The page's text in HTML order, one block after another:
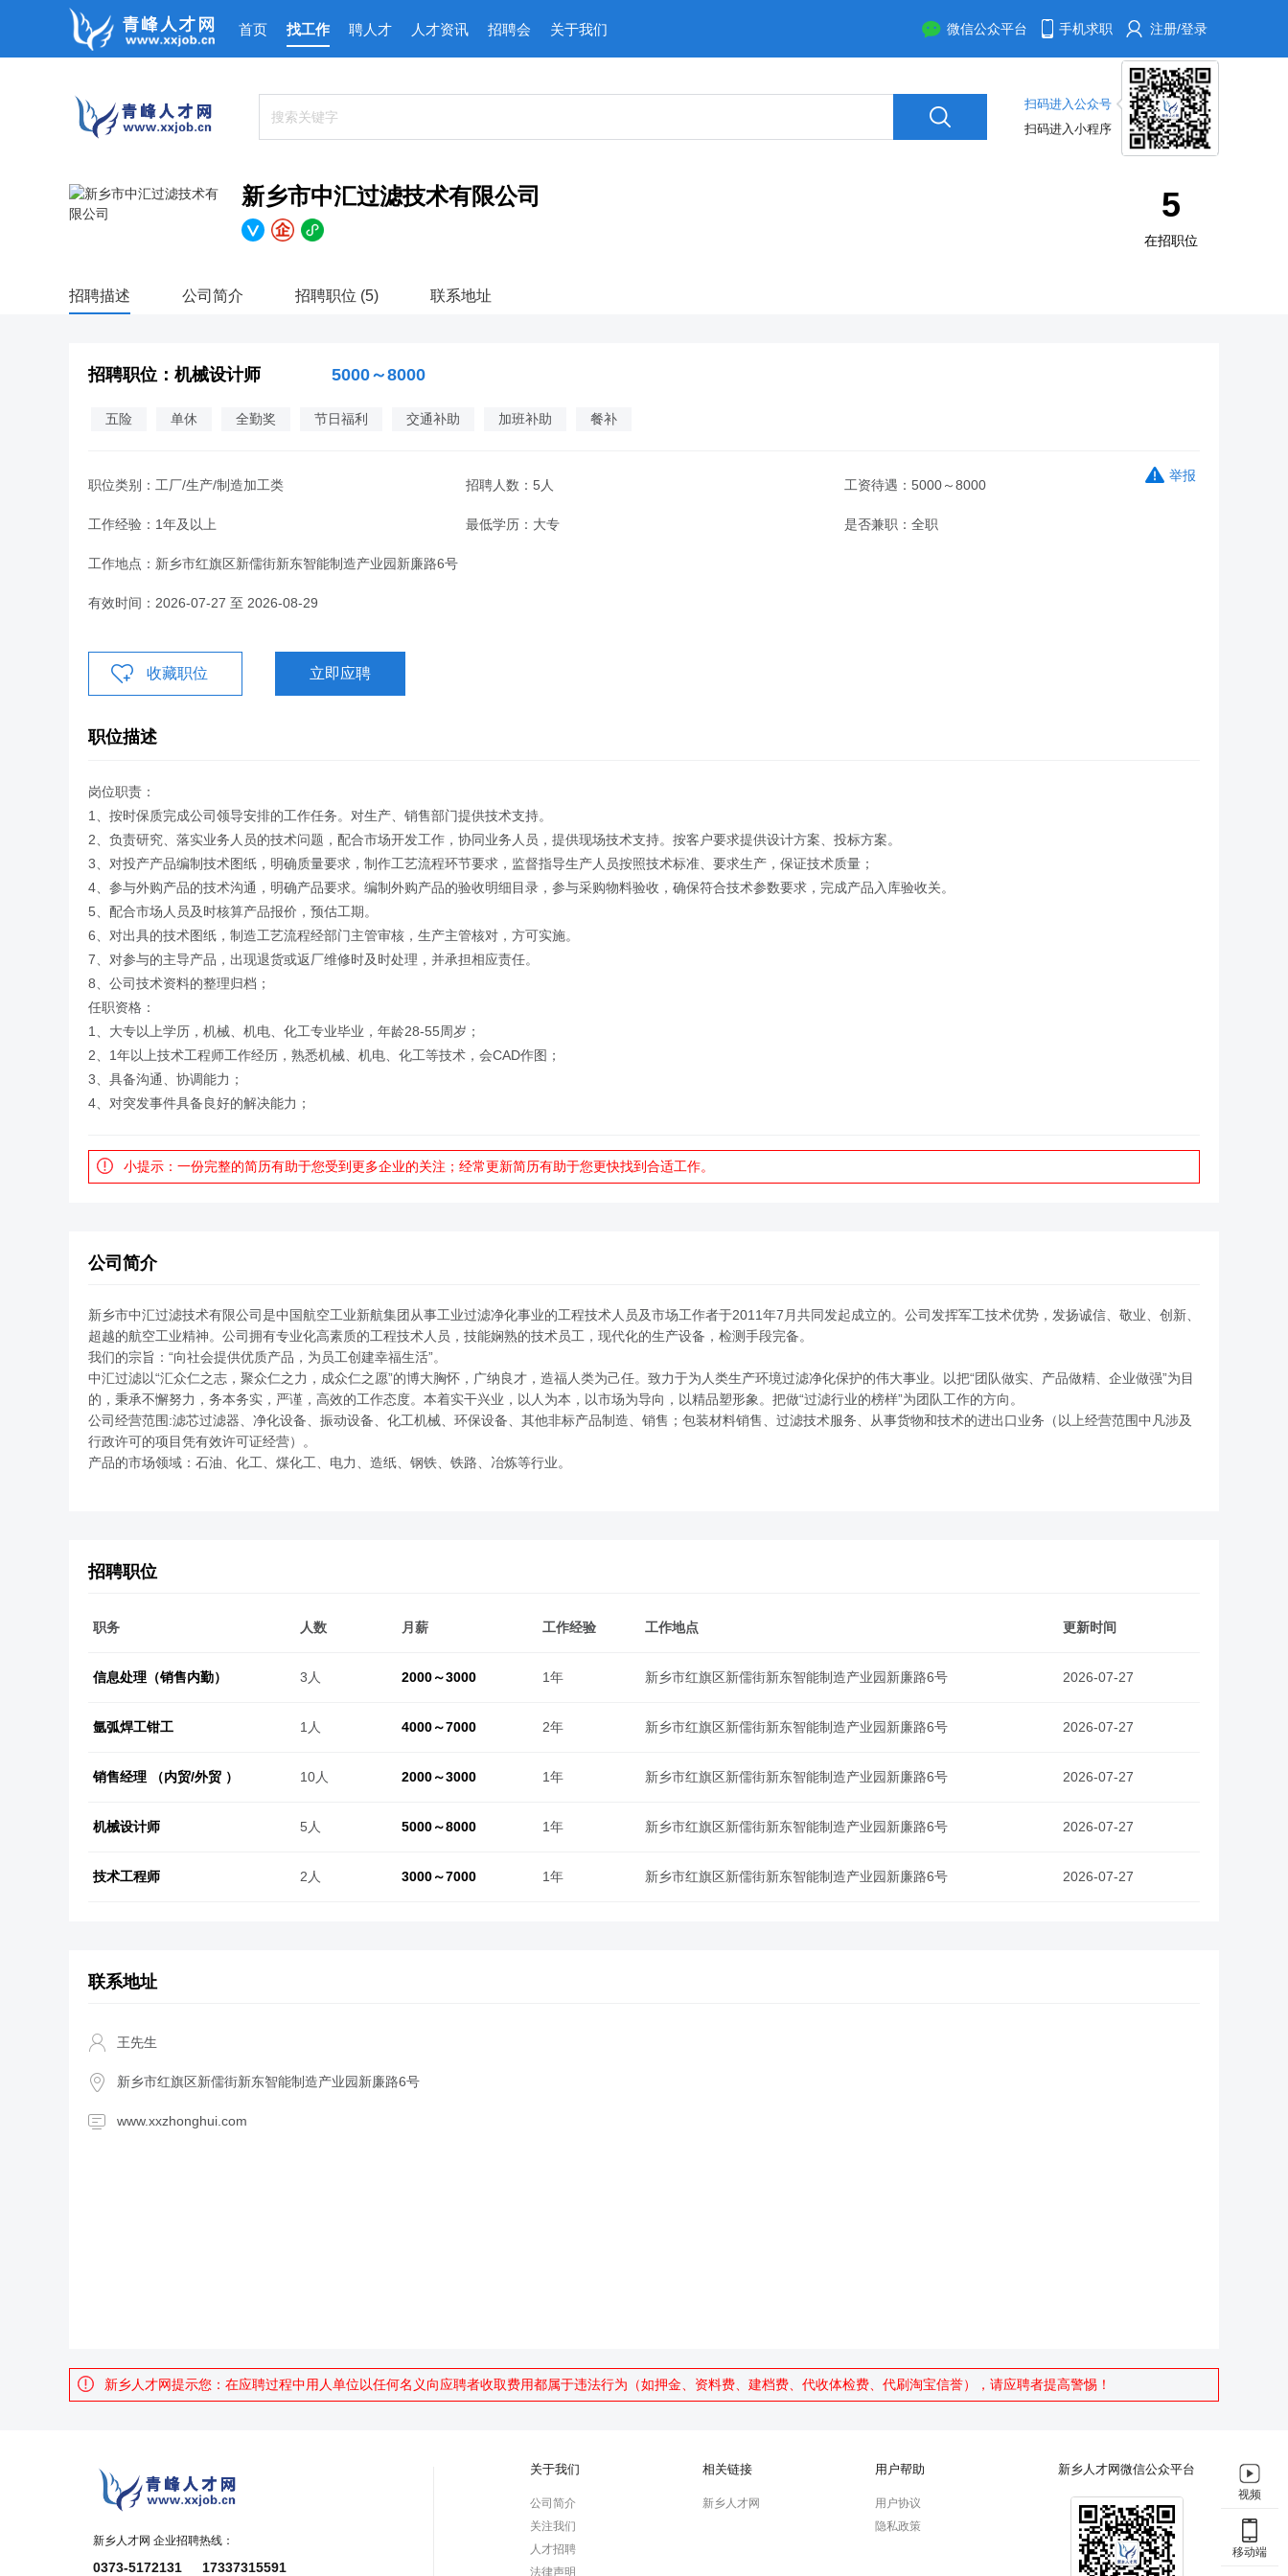
首页 找工作 聘人才 人才资讯 招聘会 关于我们 微信公众平台 手机求职 注册/登录
扫码进入公众号
扫码进入小程序
新乡市中汇过滤技术有限公司 5
在招职位
招聘描述 公司简介 招聘职位 (5) 联系地址
招聘职位：机械设计师 5000～8000
五险 单休 全勤奖 节日福利 交通补助 加班补助 餐补
举报
职位类别：工厂/生产/制造加工类 招聘人数：5人 工资待遇：5000～8000
工作经验：1年及以上 最低学历：大专 是否兼职：全职
工作地点：新乡市红旗区新儒街新东智能制造产业园新廉路6号
有效时间：2026-07-27 至 2026-08-29
收藏职位 立即应聘
职位描述
岗位职责：
1、按时保质完成公司领导安排的工作任务。对生产、销售部门提供技术支持。
2、负责研究、落实业务人员的技术问题，配合市场开发工作，协同业务人员，提供现场技术支持。按客户要求提供设计方案、投标方案。
3、对投产产品编制技术图纸，明确质量要求，制作工艺流程环节要求，监督指导生产人员按照技术标准、要求生产，保证技术质量；
4、参与外购产品的技术沟通，明确产品要求。编制外购产品的验收明细目录，参与采购物料验收，确保符合技术参数要求，完成产品入库验收关。
5、配合市场人员及时核算产品报价，预估工期。
6、对出具的技术图纸，制造工艺流程经部门主管审核，生产主管核对，方可实施。
7、对参与的主导产品，出现退货或返厂维修时及时处理，并承担相应责任。
8、公司技术资料的整理归档；
任职资格：
1、大专以上学历，机械、机电、化工专业毕业，年龄28-55周岁；
2、1年以上技术工程师工作经历，熟悉机械、机电、化工等技术，会CAD作图；
3、具备沟通、协调能力；
4、对突发事件具备良好的解决能力；
小提示：一份完整的简历有助于您受到更多企业的关注；经常更新简历有助于您更快找到合适工作。
公司简介
新乡市中汇过滤技术有限公司是中国航空工业新航集团从事工业过滤净化事业的工程技术人员及市场工作者于2011年7月共同发起成立的。公司发挥军工技术优势，发扬诚信、敬业、创新、
超越的航空工业精神。公司拥有专业化高素质的工程技术人员，技能娴熟的技术员工，现代化的生产设备，检测手段完备。
我们的宗旨：“向社会提供优质产品，为员工创建幸福生活”。
中汇过滤以“汇众仁之志，聚众仁之力，成众仁之愿”的博大胸怀，广纳良才，造福人类为己任。致力于为人类生产环境过滤净化保护的伟大事业。以把“团队做实、产品做精、企业做强”为目
的，秉承不懈努力，务本务实，严谨，高效的工作态度。本着实干兴业，以人为本，以市场为导向，以精品塑形象。把做“过滤行业的榜样”为团队工作的方向。
公司经营范围:滤芯过滤器、净化设备、振动设备、化工机械、环保设备、其他非标产品制造、销售；包装材料销售、过滤技术服务、从事货物和技术的进出口业务（以上经营范围中凡涉及
行政许可的项目凭有效许可证经营）。
产品的市场领域：石油、化工、煤化工、电力、造纸、钢铁、铁路、冶炼等行业。
招聘职位
职务 人数 月薪 工作经验 工作地点 更新时间
信息处理（销售内勤） 3人 2000～3000 1年 新乡市红旗区新儒街新东智能制造产业园新廉路6号 2026-07-27
氩弧焊工钳工 1人 4000～7000 2年 新乡市红旗区新儒街新东智能制造产业园新廉路6号 2026-07-27
销售经理 （内贸/外贸 ） 10人 2000～3000 1年 新乡市红旗区新儒街新东智能制造产业园新廉路6号 2026-07-27
机械设计师 5人 5000～8000 1年 新乡市红旗区新儒街新东智能制造产业园新廉路6号 2026-07-27
技术工程师 2人 3000～7000 1年 新乡市红旗区新儒街新东智能制造产业园新廉路6号 2026-07-27
联系地址
王先生
新乡市红旗区新儒街新东智能制造产业园新廉路6号
www.xxzhonghui.com
新乡人才网提示您：在应聘过程中用人单位以任何名义向应聘者收取费用都属于违法行为（如押金、资料费、建档费、代收体检费、代刷淘宝信誉），请应聘者提高警惕！
新乡人才网 企业招聘热线：
0373-5172131 17337315591
关于我们
公司简介
关注我们
人才招聘
法律声明
相关链接
新乡人才网
用户帮助
用户协议
隐私政策
新乡人才网微信公众平台
视频
移动端